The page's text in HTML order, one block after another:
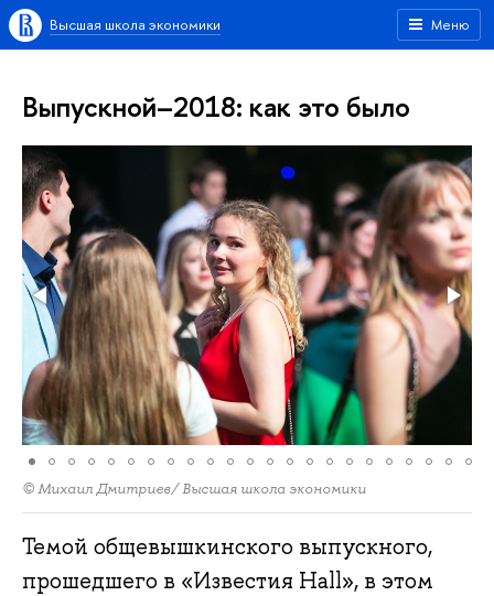
Меню
Высшая школа экономики
Выпускной–2018: как это было
© Михаил Дмитриев/ Высшая школа экономики
Темой общевышкинского выпускного,
прошедшего в «Известия Hall», в этом